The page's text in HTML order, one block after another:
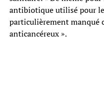
antibiotique utilisé pour
particulièrement manqué
anticancéreux ».